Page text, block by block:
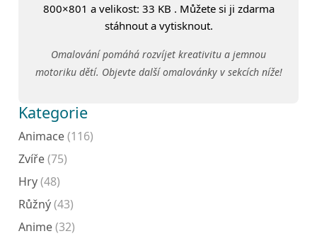
800×801 a velikost: 33 KB . Můžete si ji zdarma
stáhnout a vytisknout.
Omalování pomáhá rozvíjet kreativitu a jemnou
motoriku dětí. Objevte další omalovánky v sekcích níže!
Kategorie
Animace(116)
Zvíře(75)
Hry(48)
Růžný(43)
Anime(32)